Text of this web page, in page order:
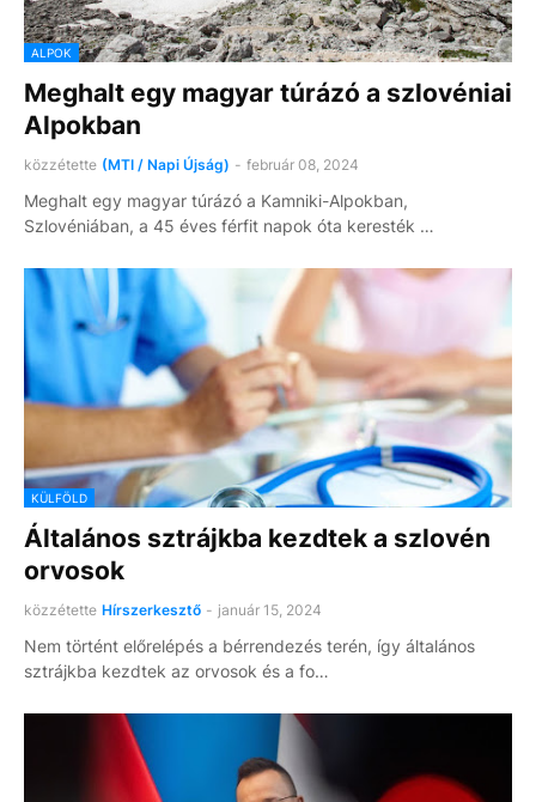
ALPOK
Meghalt egy magyar túrázó a szlovéniai
Alpokban
közzétette (MTI / Napi Újság) - február 08, 2024
Meghalt egy magyar túrázó a Kamniki-Alpokban,
Szlovéniában, a 45 éves férfit napok óta keresték …
KÜLFÖLD
Általános sztrájkba kezdtek a szlovén
orvosok
közzétette Hírszerkesztő - január 15, 2024
Nem történt előrelépés a bérrendezés terén, így általános
sztrájkba kezdtek az orvosok és a fo…